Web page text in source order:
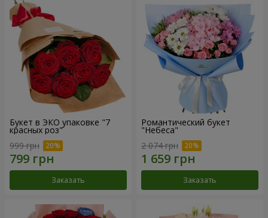
Букет в ЭКО упаковке "7
красных роз"
999 грн
Заказать
Романтический букет
"Небеса"
2 074 грн
Заказать